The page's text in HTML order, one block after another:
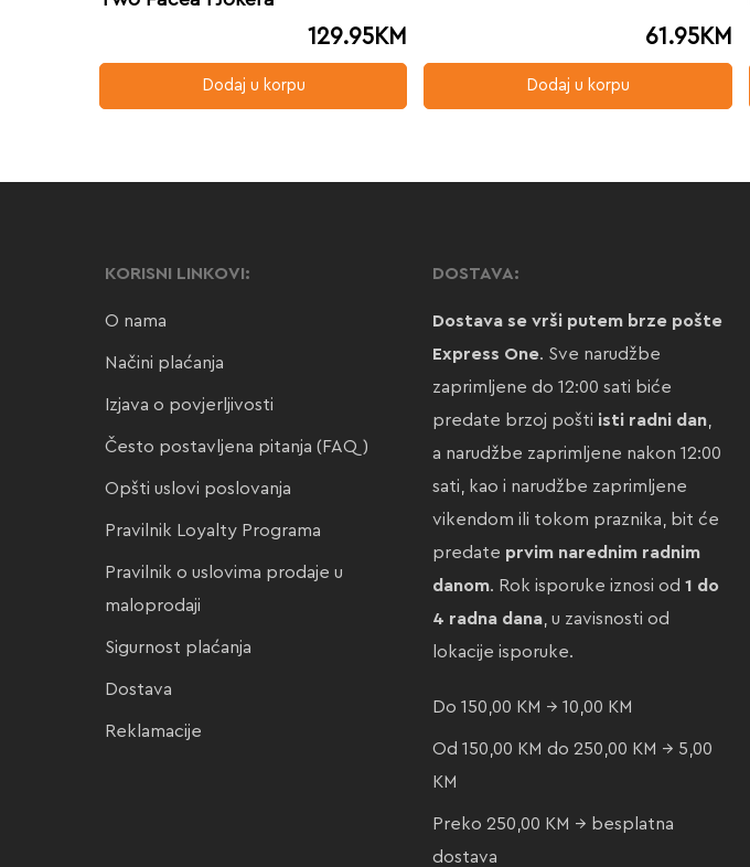
129.95KM
Dodaj u korpu
61.95KM
Dodaj u korpu
KORISNI LINKOVI:
O nama
Načini plaćanja
Izjava o povjerljivosti
Često postavljena pitanja (FAQ)
Opšti uslovi poslovanja
Pravilnik Loyalty Programa
Pravilnik o uslovima prodaje u
maloprodaji
Sigurnost plaćanja
Dostava
Reklamacije
DOSTAVA:
Dostava se vrši putem brze pošte
Express One. Sve narudžbe
zaprimljene do 12:00 sati biće
predate brzoj pošti isti radni dan,
a narudžbe zaprimljene nakon 12:00
sati, kao i narudžbe zaprimljene
vikendom ili tokom praznika, bit će
predate prvim narednim radnim
danom. Rok isporuke iznosi od 1 do
4 radna dana, u zavisnosti od
lokacije isporuke.
Do 150,00 KM → 10,00 KM
Od 150,00 KM do 250,00 KM → 5,00
KM
Preko 250,00 KM → besplatna
dostava